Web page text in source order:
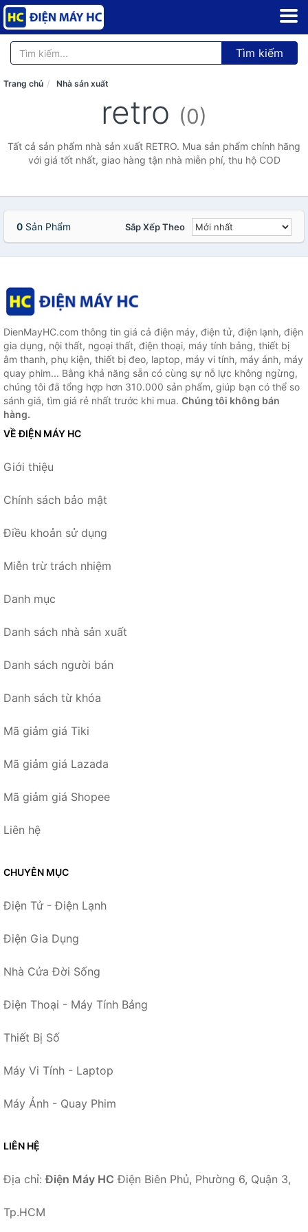
Tìm kiếm
Trang chủ Nhà sản xuất
retro (0)
Tất cả sản phẩm nhà sản xuất RETRO. Mua sản phẩm chính hãng
với giá tốt nhất, giao hàng tận nhà miễn phí, thu hộ COD
0 Sản Phẩm Sắp Xếp Theo
DienMayHC.com thông tin giá cả điện máy, điện tử, điện lạnh, điện
gia dụng, nội thất, ngoại thất, điện thoại, máy tính bảng, thiết bị
âm thanh, phụ kiện, thiết bị đeo, laptop, máy vi tính, máy ảnh, máy
quay phim... Bằng khả năng sẵn có cùng sự nỗ lực không ngừng,
chúng tôi đã tổng hợp hơn 310.000 sản phẩm, giúp bạn có thể so
sánh giá, tìm giá rẻ nhất trước khi mua. Chúng tôi không bán
hàng.
VỀ ĐIỆN MÁY HC
Giới thiệu
Chính sách bảo mật
Điều khoản sử dụng
Miễn trừ trách nhiệm
Danh mục
Danh sách nhà sản xuất
Danh sách người bán
Danh sách từ khóa
Mã giảm giá Tiki
Mã giảm giá Lazada
Mã giảm giá Shopee
Liên hệ
CHUYÊN MỤC
Điện Tử - Điện Lạnh
Điện Gia Dụng
Nhà Cửa Đời Sống
Điện Thoại - Máy Tính Bảng
Thiết Bị Số
Máy Vi Tính - Laptop
Máy Ảnh - Quay Phim
LIÊN HỆ
Địa chỉ:Điện Máy HC Điện Biên Phủ, Phường 6, Quận 3,
Tp.HCM